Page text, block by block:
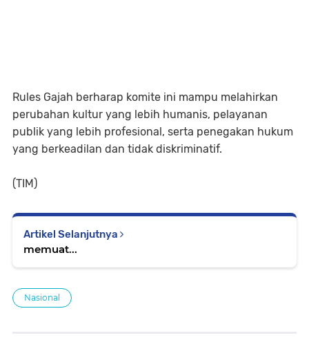
Rules Gajah berharap komite ini mampu melahirkan
perubahan kultur yang lebih humanis, pelayanan
publik yang lebih profesional, serta penegakan hukum
yang berkeadilan dan tidak diskriminatif.
(TIM)
Artikel Selanjutnya
memuat...
Nasional